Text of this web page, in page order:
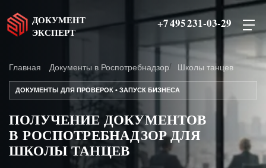
ДОКУМЕНТ
ЭКСПЕРТ
+7 495 231-03-29
Главная Документы в Роспотребнадзор Школы танцев
ДОКУМЕНТЫ ДЛЯ ПРОВЕРОК • ЗАПУСК БИЗНЕСА
ПОЛУЧЕНИЕ ДОКУМЕНТОВ
В РОСПОТРЕБНАДЗОР ДЛЯ
ШКОЛЫ ТАНЦЕВ